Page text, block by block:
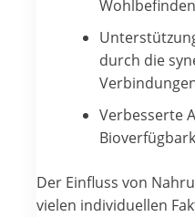
durch die
Verbesserte
Der Einfluss von
vielen individuellen